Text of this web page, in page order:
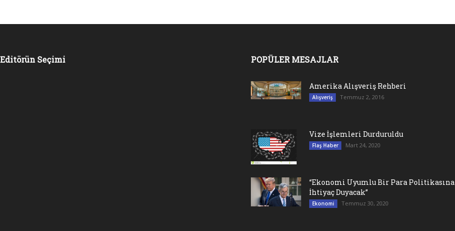
Editörün Seçimi POPÜLER MESAJLAR
Amerika Alışveriş Rehberi
Alışveriş Temmuz 2, 2016
Vize İşlemleri Durduruldu
Flaş Haber Mart 24, 2020
“Ekonomi Uyumlu Bir Para Politikasına
İhtiyaç Duyacak”
Ekonomi Temmuz 30, 2020